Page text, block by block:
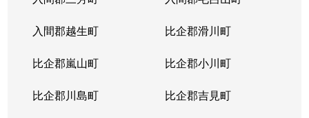
入間郡越生町 比企郡滑川町
比企郡嵐山町 比企郡小川町
比企郡川島町 比企郡吉見町